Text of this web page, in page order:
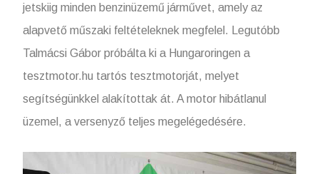
jetskiig minden benzinüzemű járművet, amely az
alapvető műszaki feltételeknek megfelel. Legutóbb
Talmácsi Gábor próbálta ki a Hungaroringen a
tesztmotor.hu tartós tesztmotorját, melyet
segítségünkkel alakítottak át. A motor hibátlanul
üzemel, a versenyző teljes megelégedésére.